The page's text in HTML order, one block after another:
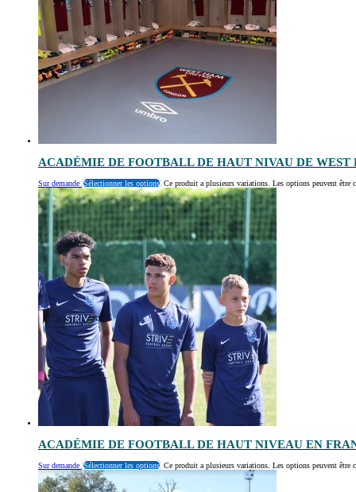
ACADÉMIE DE FOOTBALL DE HAUT NIVAU DE
Sur demande Sélectionner les options Ce produit a plusieurs variations. Les options peuvent être
ACADÉMIE DE FOOTBALL DE HAUT NIVEAU EN
Sur demande Sélectionner les options Ce produit a plusieurs variations. Les options peuvent être